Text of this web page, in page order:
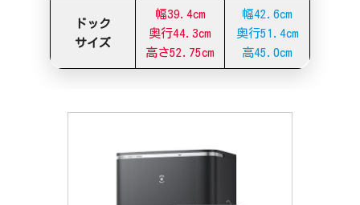
ドック
サイズ
幅39.4cm
奥行44.3cm
高さ52.75cm
幅42.6cm
奥行51.4cm
高45.0cm